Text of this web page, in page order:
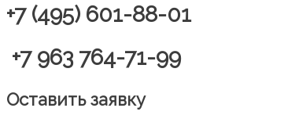
+7 (495) 601-88-01
+7 963 764-71-99
Оставить заявку